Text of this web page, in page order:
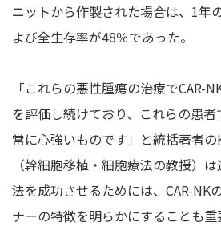
ニットから作製された場合は、1年
よび全生存率が48％であった。
「これらの悪性腫瘍の治療でCAR-
を評価し続けており、これらの患
常に心強いものです」と統括著者
（幹細胞移植・細胞療法の教授）
法を成功させるためには、CAR-NK
ナーの特徴を明らかにすることも重